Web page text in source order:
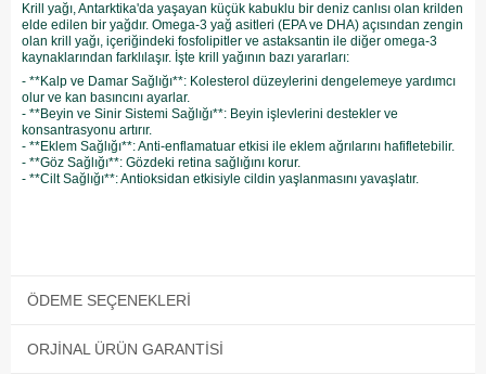
Krill yağı, Antarktika'da yaşayan küçük kabuklu bir deniz canlısı olan krilden
elde edilen bir yağdır. Omega-3 yağ asitleri (EPA ve DHA) açısından zengin
olan krill yağı, içeriğindeki fosfolipitler ve astaksantin ile diğer omega-3
kaynaklarından farklılaşır. İşte krill yağının bazı yararları:
- **Kalp ve Damar Sağlığı**: Kolesterol düzeylerini dengelemeye yardımcı
olur ve kan basıncını ayarlar.
- **Beyin ve Sinir Sistemi Sağlığı**: Beyin işlevlerini destekler ve
konsantrasyonu artırır.
- **Eklem Sağlığı**: Anti-enflamatuar etkisi ile eklem ağrılarını hafifletebilir.
- **Göz Sağlığı**: Gözdeki retina sağlığını korur.
- **Cilt Sağlığı**: Antioksidan etkisiyle cildin yaşlanmasını yavaşlatır.
ÖDEME SEÇENEKLERI
ORJINAL ÜRÜN GARANTISI